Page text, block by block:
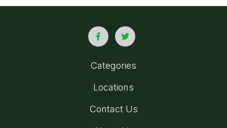
Categories
Locations
Contact Us